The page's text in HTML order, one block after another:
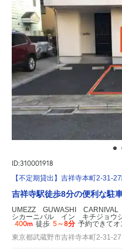
ID:310001918
【不定期貸出】吉祥寺本町2-31-
吉祥寺駅徒歩8分の便利な駐
UMEZZ GUWASHI
シカーニバル イン キチジョウ
400m 徒歩 5～8分 予約できてオ
東京都武蔵野市吉祥寺本町2-31-27